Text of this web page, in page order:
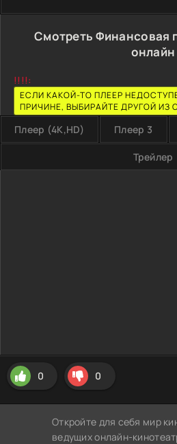
Смотреть Финансовая
онлайн
!!!!:
ЕСЛИ КАКОЙ-ТО ПЛЕЕР
ПРИЧИНЕ, ВЫБИРАЙТЕ ДРУГОЙ ИЗ
Плеер (4K,HD) Плеер 3
Трейлер
0 0
Откройте для себя мир
ведущих онлайн-